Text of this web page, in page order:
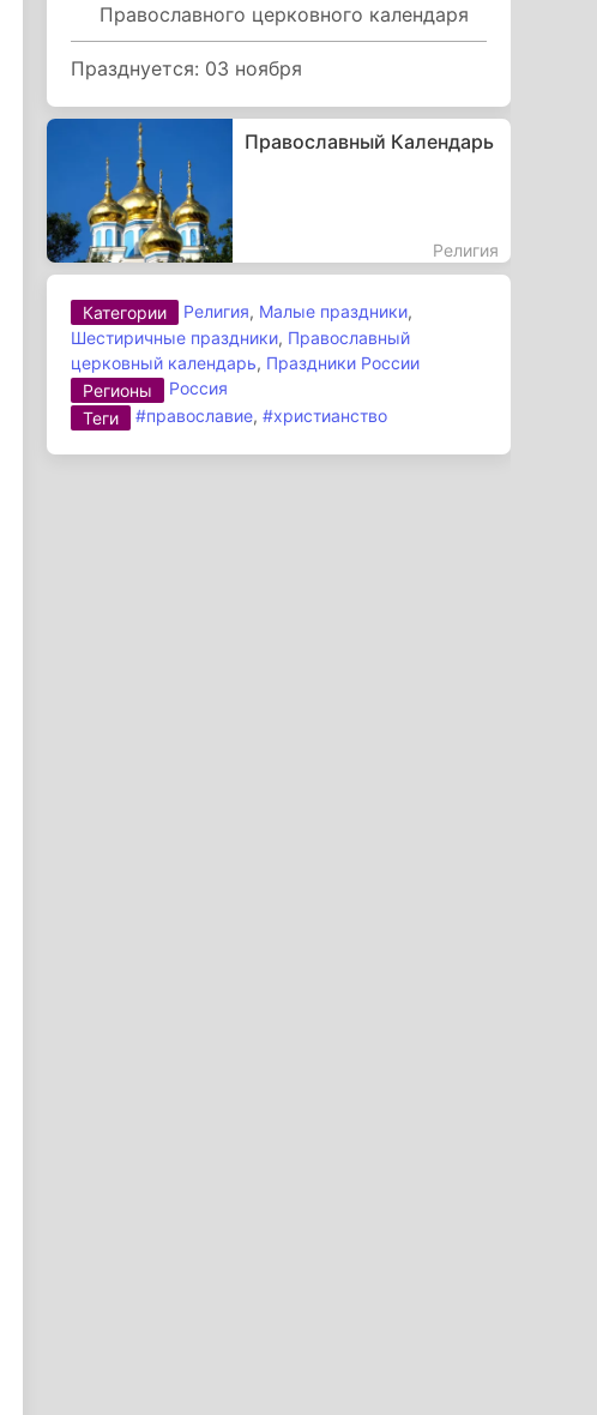
Православного церковного календаря
Празднуется: 03 ноября
Православный Календарь
Религия
Категории Религия, Малые праздники,
Шестиричные праздники, Православный
церковный календарь, Праздники России
Регионы
Россия
Теги
#православие,#христианство